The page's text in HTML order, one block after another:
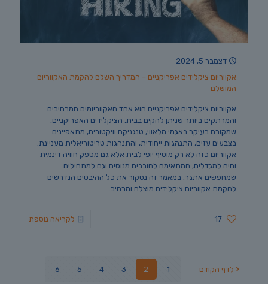
דצמבר 5, 2024
אקווריום ציקלידים אפריקניים – המדריך השלם להקמת האקווריום
המושלם
אקווריום ציקלידים אפריקניים הוא אחד האקווריומים המרהיבים
והמרתקים ביותר שניתן להקים בבית. הציקלידים האפריקניים,
שמקורם בעיקר באגמי מלאווי, טנגניקה וויקטוריה, מתאפיינים
בצבעים עזים, התנהגות ייחודית, והתנהגות טריטוריאלית מעניינת.
אקווריום כזה לא רק מוסיף יופי לבית אלא גם מספק חוויה דינמית
וחיה למגדלים, המתאימה לחובבים מנוסים וגם למתחילים
שמחפשים אתגר. במאמר זה נסקור את כל ההיבטים הנדרשים
להקמת אקווריום ציקלידים מוצלח ומרהיב.
17 לקריאה נוספת
לדף הקודם 1
2
3
4
5
6